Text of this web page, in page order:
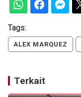
Tags:
ALEX MARQUEZ
Terkait